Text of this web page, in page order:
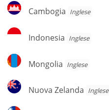
Cambogia
Cambogia Inglese
Indonesia
Indonesia Inglese
Mongolia
Mongolia Inglese
Nuova
Zelanda
Nuova Zelanda Inglese